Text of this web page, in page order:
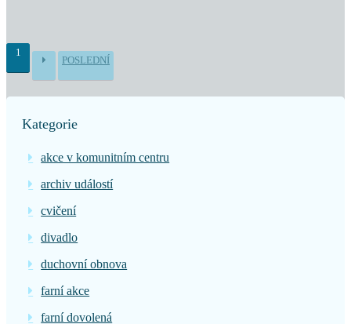
1
POSLEDNÍ
Kategorie
akce v komunitním centru
archiv událostí
cvičení
divadlo
duchovní obnova
farní akce
farní dovolená